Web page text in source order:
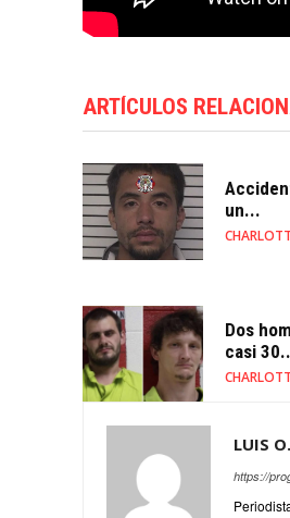
ARTÍCULOS
un...
Dos
casi
LUIS
https://